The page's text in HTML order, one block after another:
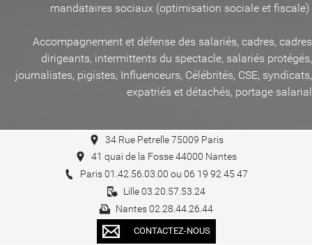
mandataires sociaux (optimisation sociale et fiscale)
Accompagnement et défense des salariés, cadres, cadres
dirigeants, intermittents du spectacle, salariés protégés,
journalistes, pigistes, Influenceurs, Célébrités, CSE, syndicats,
expatriés et détachés, portage salarial
34 Rue Petrelle 75009 Paris
41 quai de la Fosse 44000 Nantes
Paris 01.42.56.03.00 ou 06 19 92 45 47
Lille 03.20.57.53.24
Nantes 02.28.44.26.44
CONTACTEZ-NOUS